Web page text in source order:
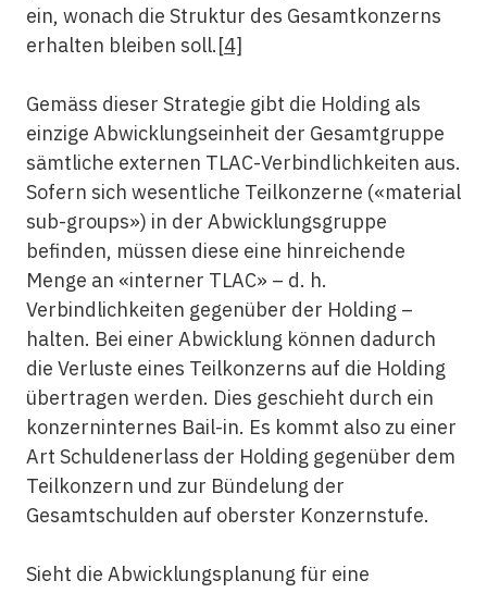
ein, wonach die Struktur des Gesamtkonzerns
erhalten bleiben soll.[4]
Gemäss dieser Strategie gibt die Holding als
einzige Abwicklungseinheit der Gesamtgruppe
sämtliche externen TLAC-Verbindlichkeiten aus.
Sofern sich wesentliche Teilkonzerne («material
sub-groups») in der Abwicklungsgruppe
befinden, müssen diese eine hinreichende
Menge an «interner TLAC» – d. h.
Verbindlichkeiten gegenüber der Holding –
halten. Bei einer Abwicklung können dadurch
die Verluste eines Teilkonzerns auf die Holding
übertragen werden. Dies geschieht durch ein
konzerninternes Bail-in. Es kommt also zu einer
Art Schuldenerlass der Holding gegenüber dem
Teilkonzern und zur Bündelung der
Gesamtschulden auf oberster Konzernstufe.
Sieht die Abwicklungsplanung für eine